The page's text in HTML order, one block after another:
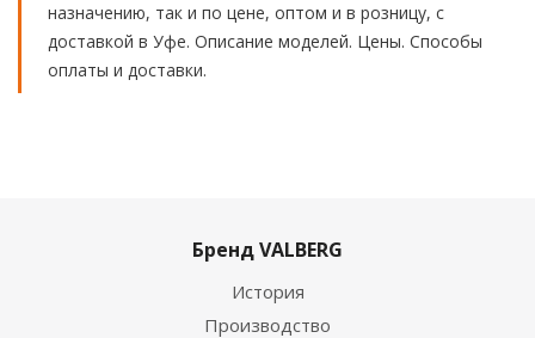
назначению, так и по цене, оптом и в розницу, с
доставкой в Уфе. Описание моделей. Цены. Способы
оплаты и доставки.
Бренд VALBERG
История
Производство